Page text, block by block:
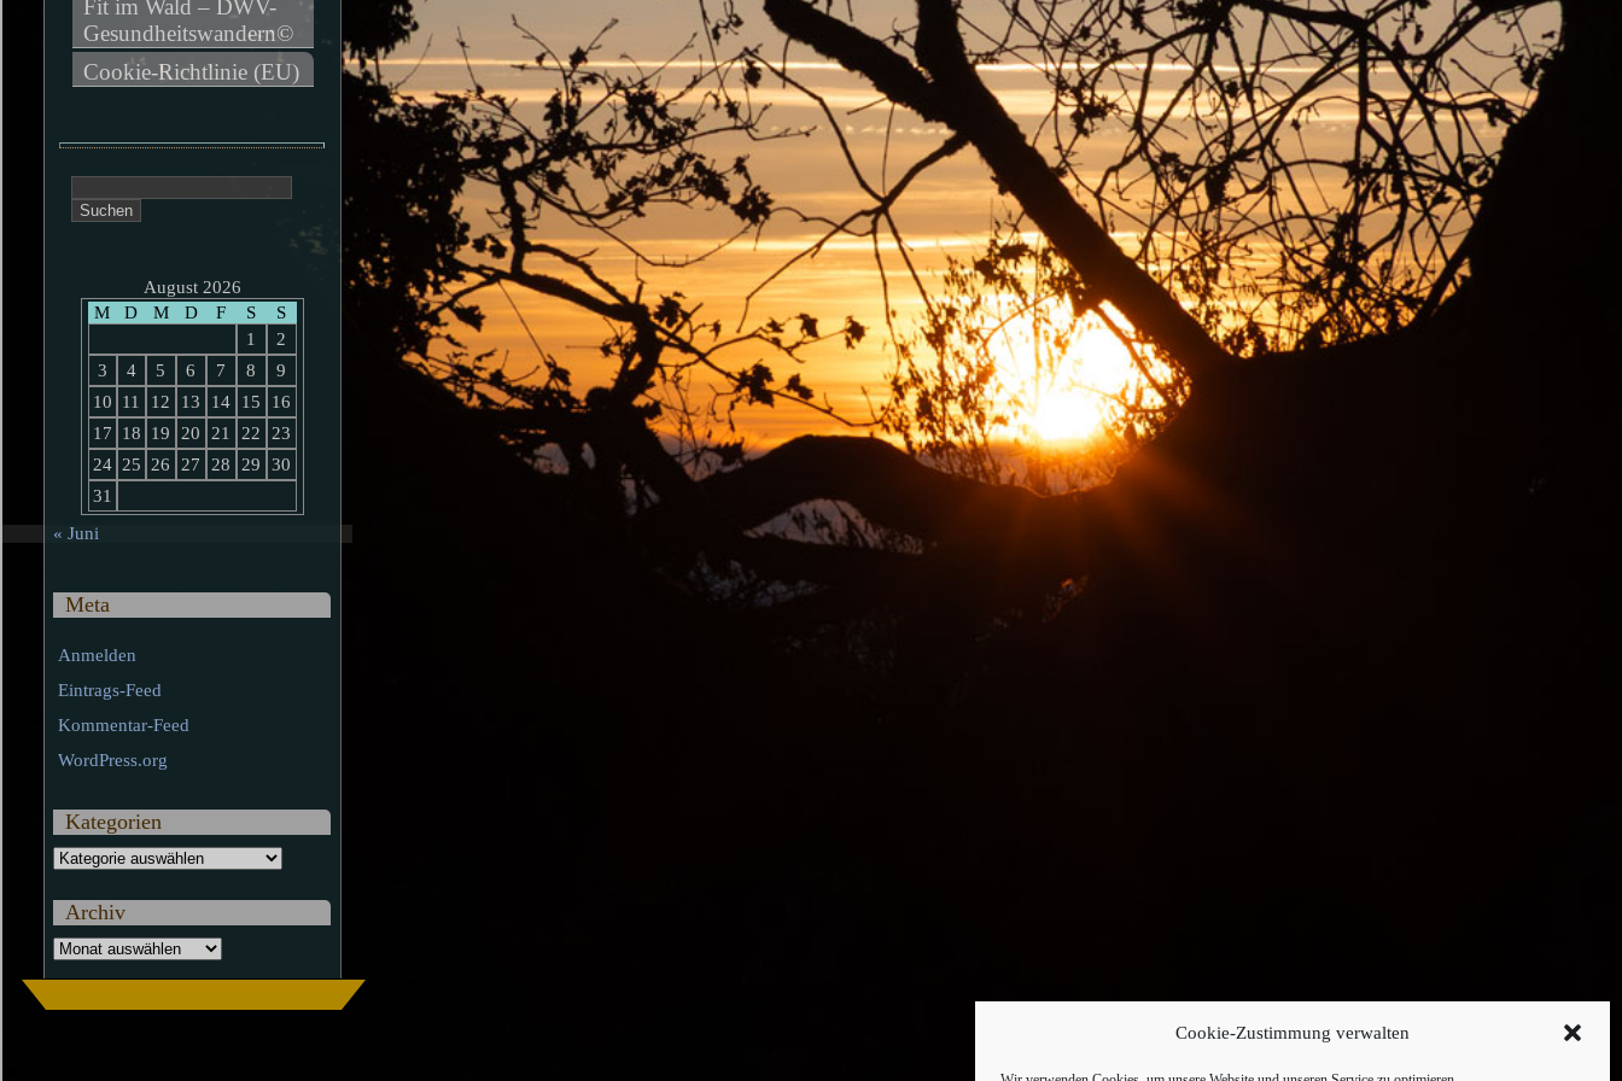
Cookie-Zustimmung verwalten
Fit im Wald – DWV-
Gesundheitswandern©
Cookie-Richtlinie (EU)
nach:
August 2026
M
D M D F S
S
1
2
3
4 5 6 7 8
9
10
11 12 13 14 15
16
17
18 19 20 21 22
23
24 25 26 27 28 29
30
31
« Juni
Meta
Anmelden
Eintrags-Feed
Kommentar-Feed
WordPress.org
Kategorien
Kategorien
Archiv
Archiv